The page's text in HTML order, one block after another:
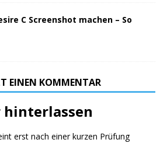
C Screenshot machen – So
EINEN KOMMENTAR
erst nach einer kurzen Prüfung